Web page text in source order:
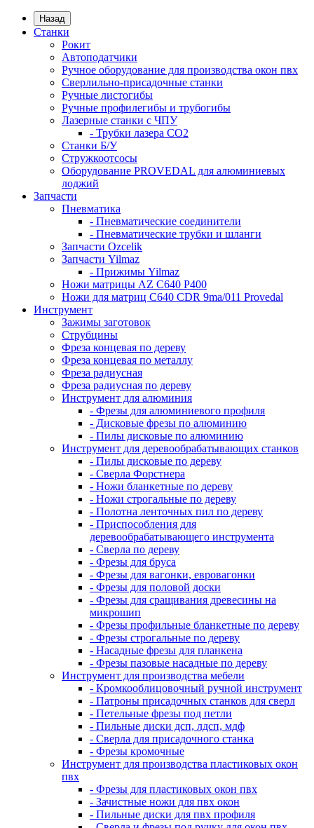
Назад
Станки
Рокит
Автоподатчики
Ручное оборудование для производства окон пвх
Сверлильно-присадочные станки
Ручные листогибы
Ручные профилегибы и трубогибы
Лазерные станки с ЧПУ
- Трубки лазера CO2
Станки Б/У
Стружкоотсосы
Оборудование PROVEDAL для алюминиевых
лоджий
Запчасти
Пневматика
- Пневматические соединители
- Пневматические трубки и шланги
Запчасти Ozcelik
Запчасти Yilmaz
- Прижимы Yilmaz
Ножи матрицы AZ C640 P400
Ножи для матриц C640 CDR 9ma/011 Provedal
Инструмент
Зажимы заготовок
Струбцины
Фреза концевая по дереву
Фреза концевая по металлу
Фреза радиусная
Фреза радиусная по дереву
Инструмент для алюминия
- Фрезы для алюминиевого профиля
- Дисковые фрезы по алюминию
- Пилы дисковые по алюминию
Инструмент для деревообрабатывающих станков
- Пилы дисковые по дереву
- Сверла Форстнера
- Ножи бланкетные по дереву
- Ножи строгальные по дереву
- Полотна ленточных пил по дереву
- Приспособления для
деревообрабатывающего инструмента
- Сверла по дереву
- Фрезы для бруса
- Фрезы для вагонки, евровагонки
- Фрезы для половой доски
- Фрезы для сращивания древесины на
микрошип
- Фрезы профильные бланкетные по дереву
- Фрезы строгальные по дереву
- Насадные фрезы для планкена
- Фрезы пазовые насадные по дереву
Инструмент для производства мебели
- Кромкооблицовочный ручной инструмент
- Патроны присадочных станков для сверл
- Петельные фрезы под петли
- Пильные диски дсп, лдсп, мдф
- Сверла для присадочного станка
- Фрезы кромочные
Инструмент для производства пластиковых окон
пвх
- Фрезы для пластиковых окон пвх
- Зачистные ножи для пвх окон
- Пильные диски для пвх профиля